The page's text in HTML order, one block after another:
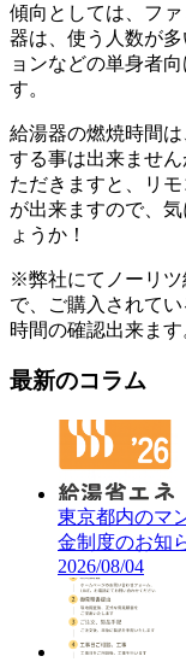
傾向としては、フ
器は、使う人数が
ョンなどの単身者
す。
給湯器の燃焼時間
する事は出来ませ
ただきますと、リ
が出来ますので、
ょうか！
※弊社にてノーリツ
で、ご購入されて
時間の確認出来ます
最新のコラム
東京都内のマ
金制度のお知
2026/08/04